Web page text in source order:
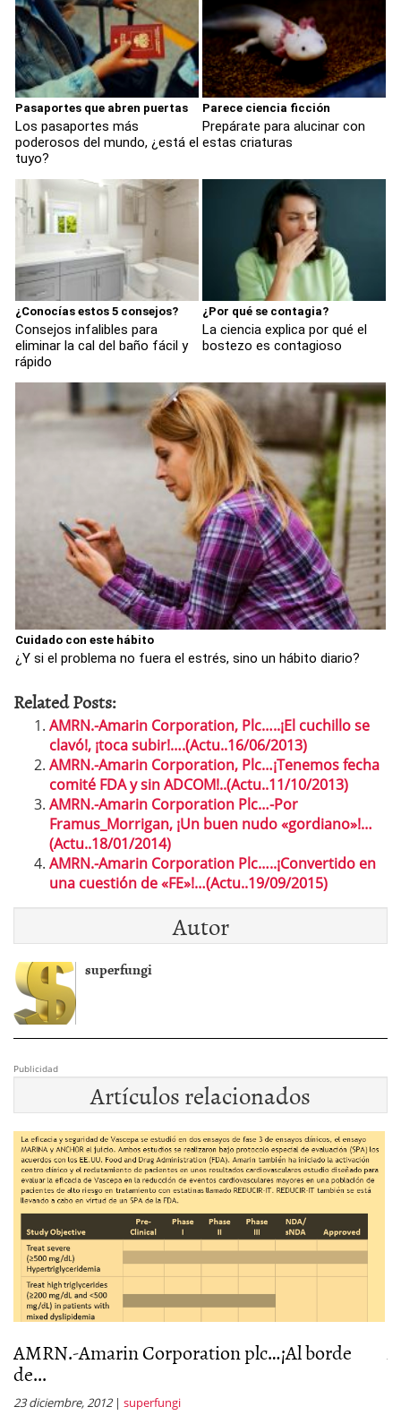
Pasaportes que abren puertas
Los pasaportes más
poderosos del mundo, ¿está el
tuyo?
Parece ciencia ficción
Prepárate para alucinar con
estas criaturas
¿Conocías estos 5 consejos?
Consejos infalibles para
eliminar la cal del baño fácil y
rápido
¿Por qué se contagia?
La ciencia explica por qué el
bostezo es contagioso
Cuidado con este hábito
¿Y si el problema no fuera el estrés, sino un hábito diario?
Related Posts:
AMRN.-Amarin Corporation, Plc…..¡El cuchillo se
clavó!, ¡toca subir!….(Actu..16/06/2013)
AMRN.-Amarin Corporation, Plc…¡Tenemos fecha
comité FDA y sin ADCOM!..(Actu..11/10/2013)
AMRN.-Amarin Corporation Plc…-Por
Framus_Morrigan, ¡Un buen nudo «gordiano»!…
(Actu..18/01/2014)
AMRN.-Amarin Corporation Plc…..¡Convertido en
una cuestión de «FE»!…(Actu..19/09/2015)
Autor
superfungi
Publicidad
Artículos relacionados
AMRN.-Amarin Corporation plc…¡Al borde
de...
23 diciembre, 2012| superfungi